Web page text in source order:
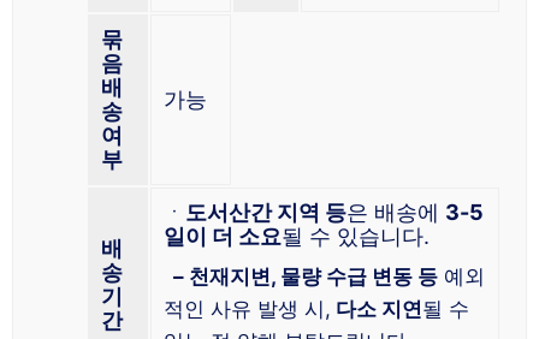
묶
음
배
송
여
부
가능
배
송
기
간
ㆍ 도서산간 지역 등은 배송에 3-5
일이 더 소요될 수 있습니다.
– 천재지변, 물량 수급 변동 등 예외
적인 사유 발생 시, 다소 지연될 수